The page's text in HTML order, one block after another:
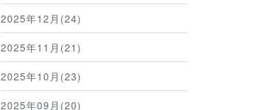
2025年12月(24)
2025年11月(21)
2025年10月(23)
2025年09月(20)